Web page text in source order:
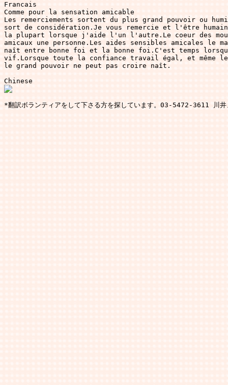
Francais
Comme pour la sensation amicable
Les remerciements sortent du plus grand pouvoir ou
sort de considération.Je vous remercie et l'être
la plupart lorsque j'aide l'un l'autre.Le coeur des
amicaux une personne.Les aides sensibles amicales le
naît entre bonne foi et la bonne foi.C'est temps
vif.Lorsque toute la confiance travail égal, et même
le grand pouvoir ne peut pas croire naît.